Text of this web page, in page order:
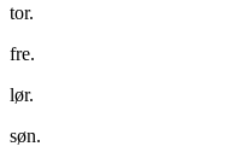
tor.
fre.
lør.
søn.